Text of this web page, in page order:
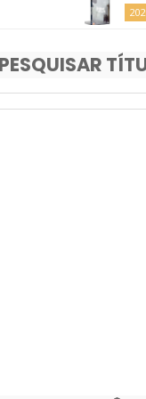
2020'S O
PESQUISAR